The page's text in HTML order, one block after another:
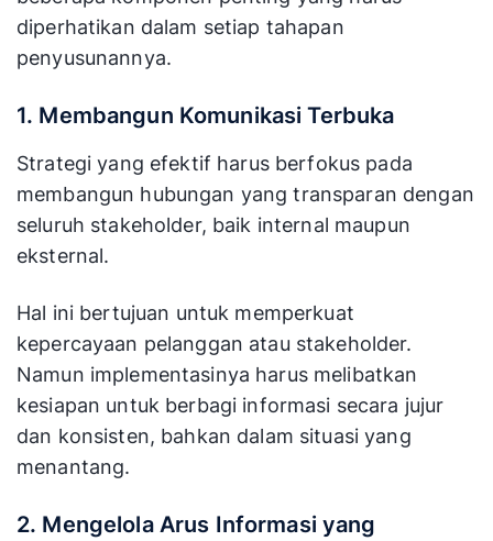
diperhatikan dalam setiap tahapan
penyusunannya.
1. Membangun Komunikasi Terbuka
Strategi yang efektif harus berfokus pada
membangun hubungan yang transparan dengan
seluruh stakeholder, baik internal maupun
eksternal.
Hal ini bertujuan untuk memperkuat
kepercayaan pelanggan atau stakeholder.
Namun implementasinya harus melibatkan
kesiapan untuk berbagi informasi secara jujur
dan konsisten, bahkan dalam situasi yang
menantang.
2. Mengelola Arus Informasi yang